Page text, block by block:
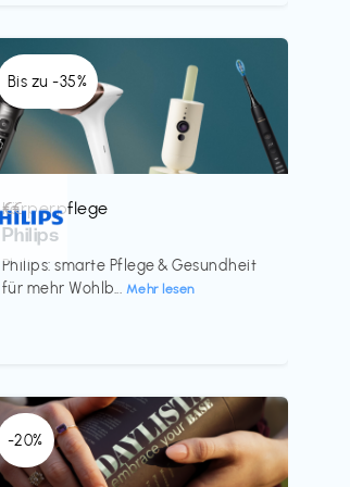
Bis zu -35%
Körperpflege
Philips
Philips: smarte Pflege & Gesundheit
für mehr Wohlb... Mehr lesen
€€‎
-20%